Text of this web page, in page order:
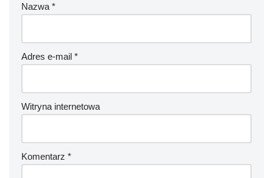
Nazwa *
Adres e-mail *
Witryna internetowa
Komentarz *